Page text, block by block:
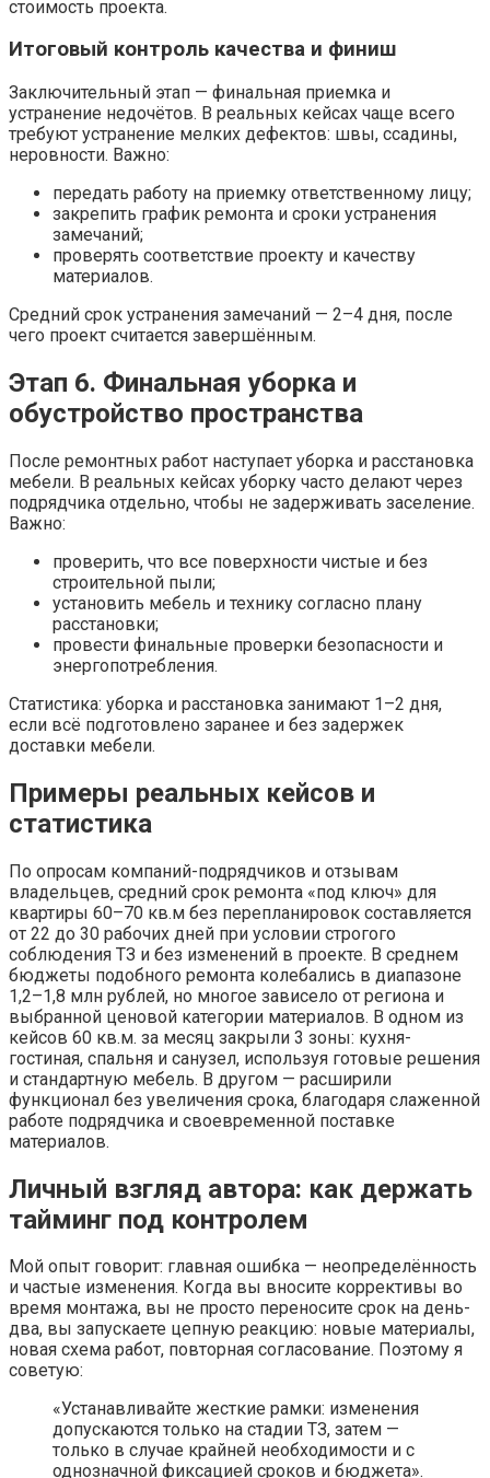
стоимость проекта.
Итоговый контроль качества и финиш
Заключительный этап — финальная приемка и
устранение недочётов. В реальных кейсах чаще всего
требуют устранение мелких дефектов: швы, ссадины,
неровности. Важно:
передать работу на приемку ответственному лицу;
закрепить график ремонта и сроки устранения
замечаний;
проверять соответствие проекту и качеству
материалов.
Средний срок устранения замечаний — 2–4 дня, после
чего проект считается завершённым.
Этап 6. Финальная уборка и
обустройство пространства
После ремонтных работ наступает уборка и расстановка
мебели. В реальных кейсах уборку часто делают через
подрядчика отдельно, чтобы не задерживать заселение.
Важно:
проверить, что все поверхности чистые и без
строительной пыли;
установить мебель и технику согласно плану
расстановки;
провести финальные проверки безопасности и
энергопотребления.
Статистика: уборка и расстановка занимают 1–2 дня,
если всё подготовлено заранее и без задержек
доставки мебели.
Примеры реальных кейсов и
статистика
По опросам компаний-подрядчиков и отзывам
владельцев, средний срок ремонта «под ключ» для
квартиры 60–70 кв.м без перепланировок составляется
от 22 до 30 рабочих дней при условии строгого
соблюдения ТЗ и без изменений в проекте. В среднем
бюджеты подобного ремонта колебались в диапазоне
1,2–1,8 млн рублей, но многое зависело от региона и
выбранной ценовой категории материалов. В одном из
кейсов 60 кв.м. за месяц закрыли 3 зоны: кухня-
гостиная, спальня и санузел, используя готовые решения
и стандартную мебель. В другом — расширили
функционал без увеличения срока, благодаря слаженной
работе подрядчика и своевременной поставке
материалов.
Личный взгляд автора: как держать
тайминг под контролем
Мой опыт говорит: главная ошибка — неопределённость
и частые изменения. Когда вы вносите коррективы во
время монтажа, вы не просто переносите срок на день-
два, вы запускаете цепную реакцию: новые материалы,
новая схема работ, повторная согласование. Поэтому я
советую:
«Устанавливайте жесткие рамки: изменения
допускаются только на стадии ТЗ, затем —
только в случае крайней необходимости и с
однозначной фиксацией сроков и бюджета».